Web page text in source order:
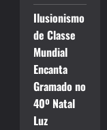
Ilusionismo
de Classe
Mundial
Encanta
Gramado no
40º Natal
Luz